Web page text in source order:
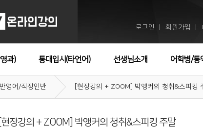
로그인 회원가입
과) 통대입시(타언어) 선생님소개 어학병/통
영어/직장인반 [현장강의 + ZOOM] 박앵커의 청취&스피킹
[현장강의 + ZOOM] 박앵커의 청취&스피킹 주말